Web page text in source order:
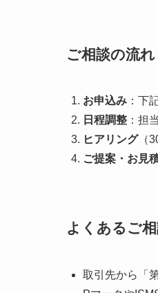
ご相談の流れ
お申込み ：下
日程調整 ：担
ヒアリング（
ご提案・お見
よくあるご
取引先から「